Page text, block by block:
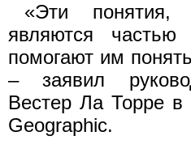
«Эти
являются
помогают им
– заявил
Вестер Ла Торре в
Geographic.